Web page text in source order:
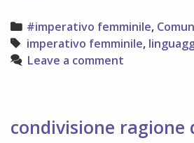
Categories
#imperativo femminile,
Tags
imperativo femminile,
Leave a comment
condivisione ragione